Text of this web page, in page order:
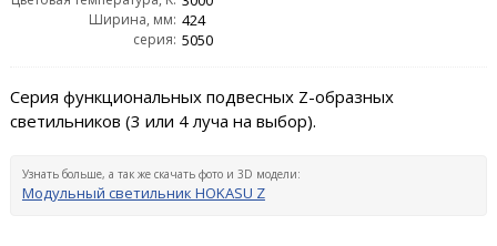
Ширина, мм: 424
серия: 5050
Серия функциональных подвесных Z-образных
светильников (3 или 4 луча на выбор).
Узнать больше, а так же скачать фото и 3D модели:
Модульный светильник HOKASU Z